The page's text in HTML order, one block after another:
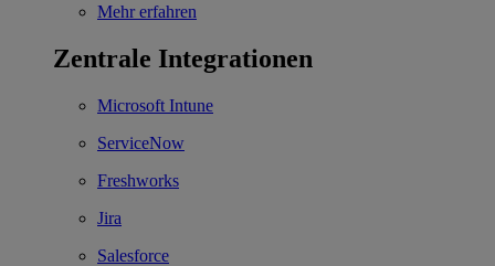
Mehr erfahren
Zentrale Integrationen
Microsoft Intune
ServiceNow
Freshworks
Jira
Salesforce